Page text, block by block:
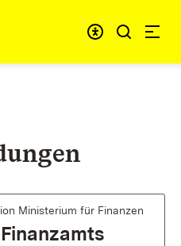
Ministerium für Finanzen